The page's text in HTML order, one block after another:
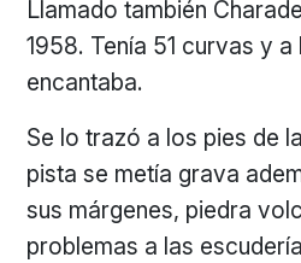
Llamado también
1958. Tenía 51 curvas y
encantaba.
Se lo trazó a los pies de
pista se metía grava
sus márgenes, piedra
problemas a las